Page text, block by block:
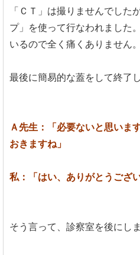
「ＣＴ」は撮りませんでした
プ」を使って行なわれました
いるので全く痛くありません。
最後に簡易的な蓋をして終了し
Ａ先生：「必要ないと思いま
おきますね」
私：「はい、ありがとうござ
そう言って、診察室を後にしま